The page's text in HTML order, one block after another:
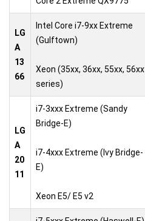
LG
A
13
66
Intel Core i7-9xx Extreme
(Gulftown)
Xeon (35xx, 36xx, 55xx, 56xx
series)
LG
A
20
11
i7-3xxx Extreme (Sandy
Bridge-E)
i7-4xxx Extreme (Ivy Bridge-
E)
Xeon E5/ E5 v2